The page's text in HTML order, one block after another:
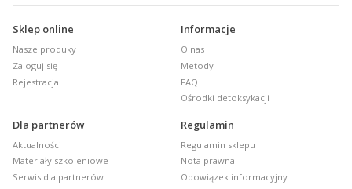
Sklep online
Nasze produky
Zaloguj się
Rejestracja
Informacje
O nas
Metody
FAQ
Ośrodki detoksykacji
Dla partnerów
Aktualności
Materiały szkoleniowe
Serwis dla partnerów
Regulamin
Regulamin sklepu
Nota prawna
Obowiązek informacyjny